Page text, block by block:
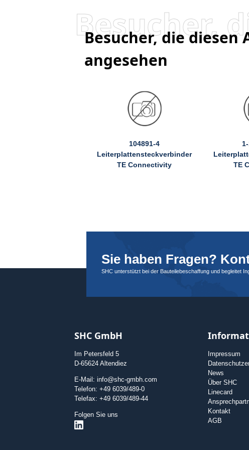
Besucher, die diesen
angesehen
104891-4
Leiterplattensteckverbinder
TE Connectivity
TE
Sie haben Fragen?
SHC unterstützt bei der Bauteilebeschaffung und begleitet
SHC GmbH
Im Petersfeld 5
D-65624 Altendiez
E-Mail: info@shc-gmbh.com
Telefon: +49 6039/489-0
Telefax: +49 6039/489-44
Folgen Sie uns
Impressum
News
Über SHC
Linecard
Kontakt
AGB